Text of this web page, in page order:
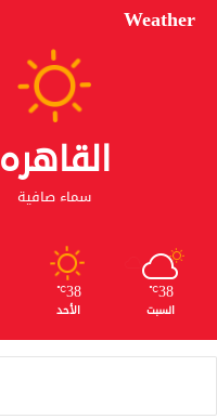
Weather
القاهره
سماء صافية
38
℃
السبت
38
℃
الأحد